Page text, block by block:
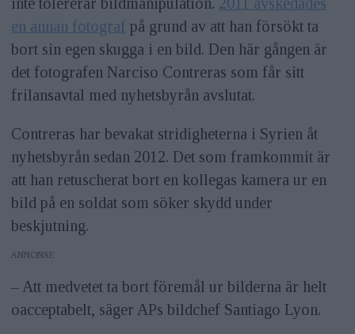
en annan fotograf på grund av att han försökt ta
bort sin egen skugga i en bild. Den här gången är
det fotografen Narciso Contreras som får sitt
frilansavtal med nyhetsbyrån avslutat.
Contreras har bevakat stridigheterna i Syrien åt
nyhetsbyrån sedan 2012. Det som framkommit är
att han retuscherat bort en kollegas kamera ur en
bild på en soldat som söker skydd under
beskjutning.
ANNONS
– Att medvetet ta bort föremål ur bilderna är helt
oacceptabelt, säger APs bildchef Santiago Lyon.